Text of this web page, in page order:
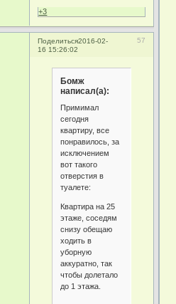
+3
Поделиться 57
2016-02-
16 15:26:02
Бомж
написал(а):
Примимал
сегодня
квартиру, все
понравилось, за
исключением
вот такого
отверстия в
туалете:
Квартира на 25
этаже, соседям
снизу обещаю
ходить в
уборную
аккуратно, так
чтобы долетало
до 1 этажа.